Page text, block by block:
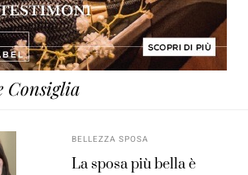
Consiglia
BELLEZZA SPOSA
La sposa più bella è